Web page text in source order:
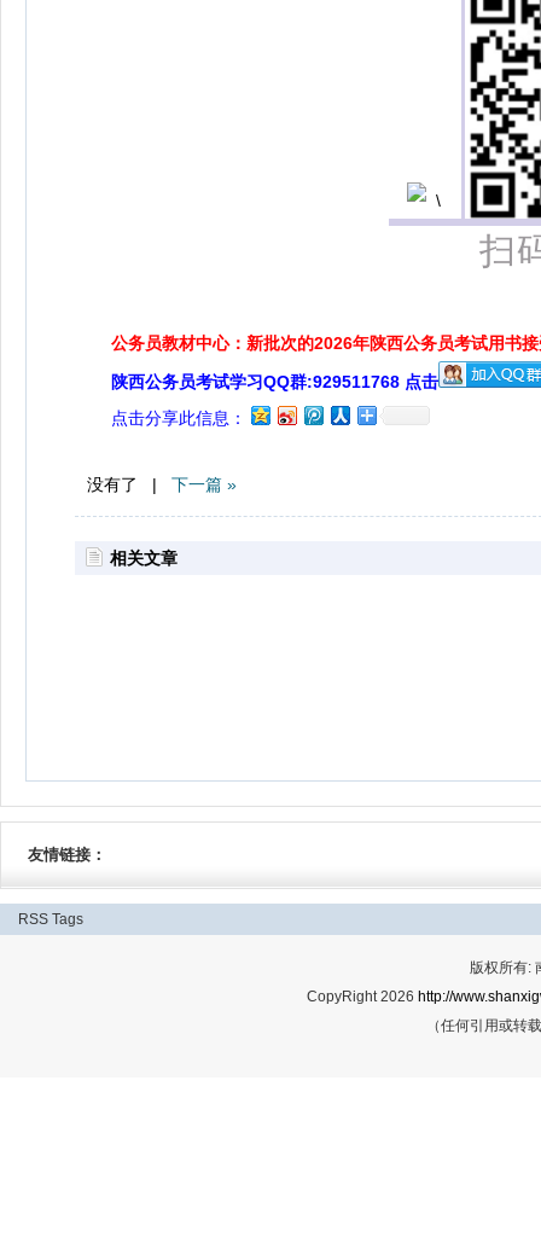
扫
公务员教材中心：新批次的2026年陕西公务员考试用书
陕西公务员考试学习QQ群:929511768 点击
点击分享此信息：
没有了 | 下一篇 »
相关文章
友情链接：
RSS Tags
版权所有:
CopyRight 2026 http://
（任何引用或转